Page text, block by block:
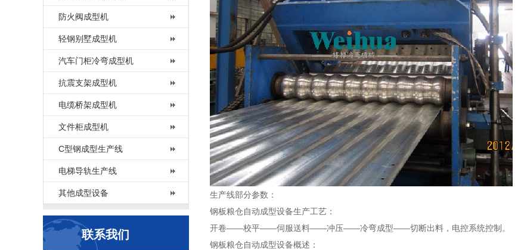
防火阀成型机
轻钢别墅成型机
汽车门柜冷弯成型机
抗震支架成型机
电缆桥架成型机
文件柜成型机
C型钢成型生产线
电梯导轨生产线
其他成型设备
联系我们
生产线部分参数：
钢板粮仓自动成型设备生产工艺：
开卷——校平——伺服送料——冲压——冷弯成型——切断出料，电控系统控制。
钢板粮仓自动成型设备概述：